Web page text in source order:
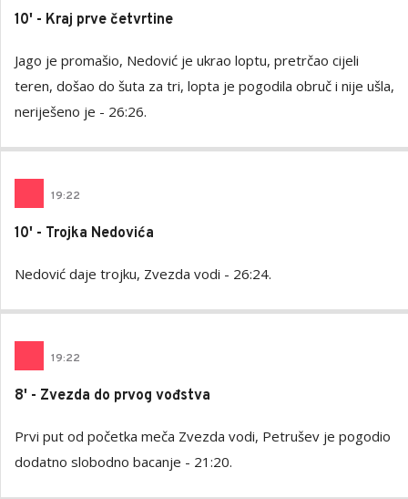
10' - Kraj prve četvrtine
Jago je promašio, Nedović je ukrao loptu, pretrčao cijeli
teren, došao do šuta za tri, lopta je pogodila obruč i nije ušla,
neriješeno je - 26:26.
19:22
10' - Trojka Nedovića
Nedović daje trojku, Zvezda vodi - 26:24.
19:22
8' - Zvezda do prvog vođstva
Prvi put od početka meča Zvezda vodi, Petrušev je pogodio
dodatno slobodno bacanje - 21:20.